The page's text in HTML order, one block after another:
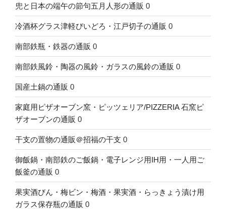
兜と日本の端午の節句五月人形の通販 0
冷酒杯グラス津軽びいどろ・江戸切子の通販 0
南部鉄瓶・鉄器の通販 0
南部鉄風鈴・陶器の風鈴・ガラスの風鈴の通販 0
国産土鍋の通販 0
家庭用ピザオーブン窯・ピッツェリア/PIZZERIA 石窯ピ
ザオーブンの通販 0
干支の置物の通販＠招福の干支 0
御飯鍋・南部鉄のご飯鍋・電子レンジ用IH用・一人用ご
飯釜の通販 0
果実酒びん・梅ビン・梅酒・果実酒・らっきょう漬け用
ガラス保存瓶の通販 0